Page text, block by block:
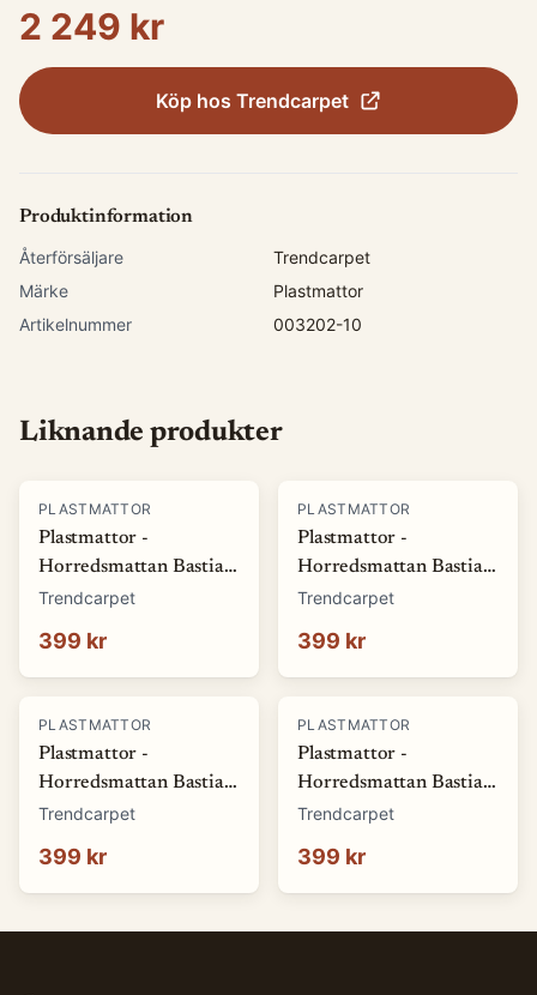
2 249 kr
Köp hos Trendcarpet
Produktinformation
Återförsäljare
Trendcarpet
Märke
Plastmattor
Artikelnummer
003202-10
Liknande produkter
PLASTMATTOR
Plastmattor -
Horredsmattan Bastian
(grön) (Storlek: 70 x 50
Trendcarpet
399 kr
PLASTMATTOR
Plastmattor -
Horredsmattan Bastian
(röd) (Storlek: 70 x 50
Trendcarpet
399 kr
PLASTMATTOR
Plastmattor -
Horredsmattan Bastian
(blå) (Storlek: 70 x 50
Trendcarpet
399 kr
PLASTMATTOR
Plastmattor -
Horredsmattan Bastian
(brun) (Storlek: 70 x 50
Trendcarpet
399 kr